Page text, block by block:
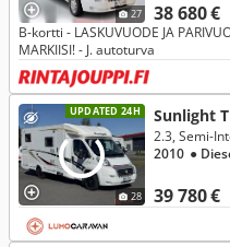
27 38 680 €
B-kortti - LASKUVUODE JA
MARKIISI! - J. autoturva
UPDATED 24H
28
Sunlight
39 780 €
2010 ●